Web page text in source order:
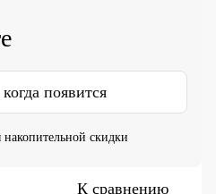
появится
накопительной скидки
К сравнению